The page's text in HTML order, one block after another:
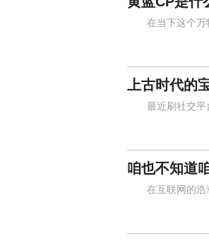
在当下这个万物
上古时代的
最近刷社交平台
咱也不知道
在互联网的浩瀚